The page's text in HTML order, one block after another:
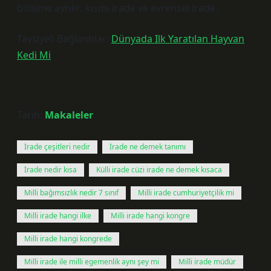
bölüme ayrılır: kısmi irade ve evrensel irade.
Tavsiyeli Bağlantılar: Dünyada Ilk Yaratılan Hayvan
Kedi Mi
Tarih: Makaleler
İrade çeşitleri nedir İrade ne demek tanımı
İrade nedir kısa Külli irade cüzi irade ne demek kısaca
Milli bağımsızlık nedir 7 sınıf Milli irade cumhuriyetçilik mi
Milli irade hangi ilke Milli irade hangi kongre
Milli irade hangi kongrede
Milli irade ile milli egemenlik aynı şey mi Milli irade müdür